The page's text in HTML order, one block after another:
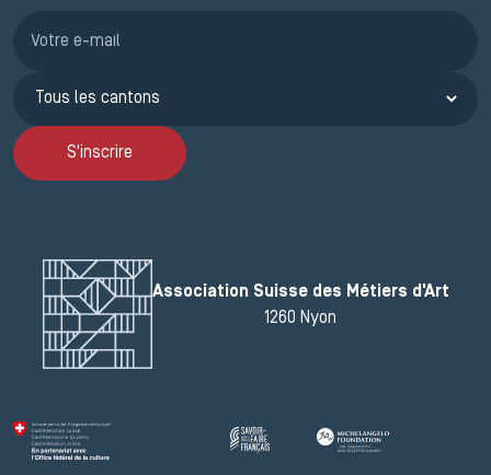
S'inscrire
Association Suisse des Métiers d'Art
1260 Nyon